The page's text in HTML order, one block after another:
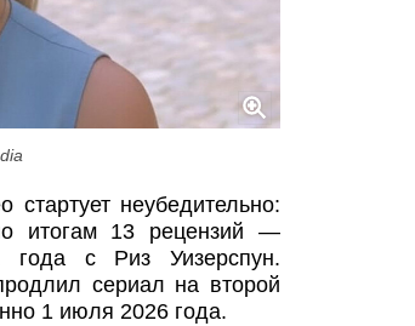
неубедительно:
итогам 13 рецензий —
года с Риз Уизерспун.
сериал на второй
1 июля 2026 года.